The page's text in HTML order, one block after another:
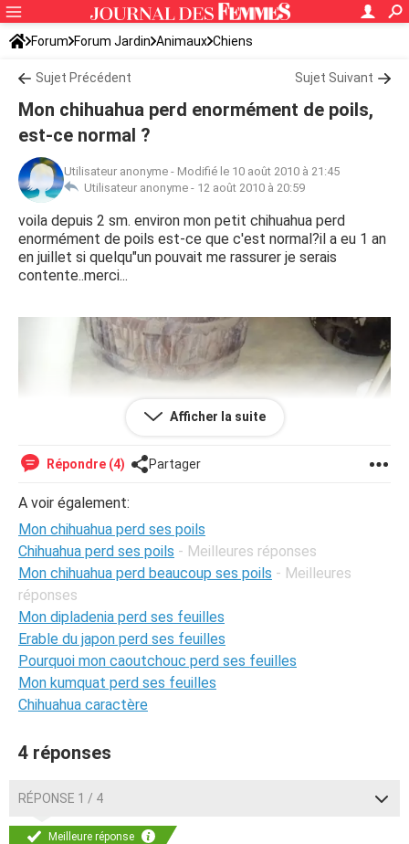
Forum Forum Jardin Animaux Chiens
Sujet Précédent Sujet Suivant
Mon chihuahua perd enormément de poils,
est-ce normal ?
Utilisateur anonyme - Modifié le 10 août 2010 à 21:45
Utilisateur anonyme - 12 août 2010 à 20:59
voila depuis 2 sm. environ mon petit chihuahua perd
enormément de poils est-ce que c'est normal?il a eu 1 an
en juillet si quelqu"un pouvait me rassurer je serais
contente..merci...
Afficher la suite
Répondre (4) Partager
A voir également:
Mon chihuahua perd ses poils
Chihuahua perd ses poils - Meilleures réponses
Mon chihuahua perd beaucoup ses poils - Meilleures
réponses
Mon dipladenia perd ses feuilles
Erable du japon perd ses feuilles
Pourquoi mon caoutchouc perd ses feuilles
Mon kumquat perd ses feuilles
Chihuahua caractère
4 réponses
RÉPONSE 1 / 4
Meilleure réponse